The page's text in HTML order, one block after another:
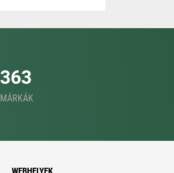
363
MÁRKÁK